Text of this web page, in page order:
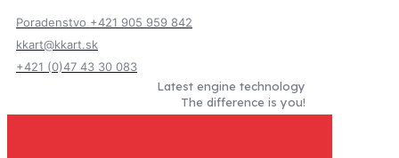
Poradenstvo +421 905 959 842
kkart@kkart.sk
+421 (0)47 43 30 083
Latest engine technology
The difference is you!